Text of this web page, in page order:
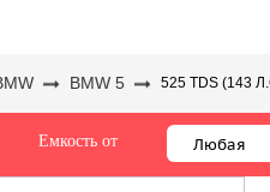
BMW 5 525 TDS (143
Емкость от